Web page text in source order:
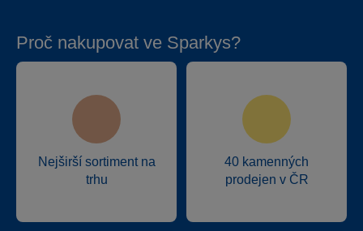
Proč nakupovat ve Sparkys?
Nejširší sortiment na
trhu
40 kamenných
prodejen v ČR